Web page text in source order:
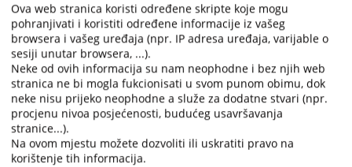
Ova web stranica koristi određene skripte koje mogu
pohranjivati i koristiti određene informacije iz vašeg
browsera i vašeg uređaja (npr. IP adresa uređaja, varijable o
sesiji unutar browsera, ...).
Neke od ovih informacija su nam neophodne i bez njih web
stranica ne bi mogla fukcionisati u svom punom obimu, dok
neke nisu prijeko neophodne a služe za dodatne stvari (npr.
procjenu nivoa posjećenosti, budućeg usavršavanja
stranice...).
Na ovom mjestu možete dozvoliti ili uskratiti pravo na
korištenje tih informacija.